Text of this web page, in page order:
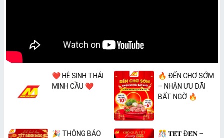
❤️ HỆ SINH THÁI
MINH CẦU ❤️
🔥 ĐẾN CHỢ SỚM
– NHẬN ƯU ĐÃI
BẤT NGỜ 🔥
🎉 THÔNG BÁO
🎊 𝐓𝐄̂́𝐓 Đ𝐄̂́𝐍 –